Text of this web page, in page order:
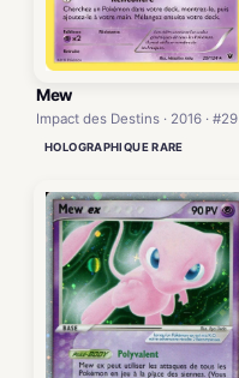
Mew
Impact des Destins · 2016 · #29
HOLOGRAPHIQUE RARE